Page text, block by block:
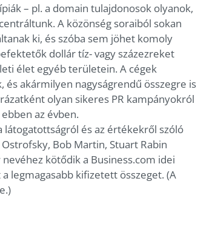
– pl. a domain tulajdonosok olyanok,
A közönség soraiból sokan
ki, és szóba sem jöhet komoly
dollár tíz- vagy százezreket
élet egyéb területein. A cégek
akármilyen nagyságrendű összegre is
olyan sikeres PR kampányokról
az évben.
látogatottságról és az értékekről szóló
Bob Martin, Stuart Rabin
kötődik a Business.com idei
legmagasabb kifizetett összeget. (A